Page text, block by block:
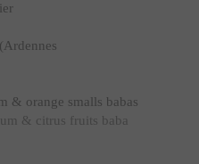
& orange smalls babas
& citrus fruits baba